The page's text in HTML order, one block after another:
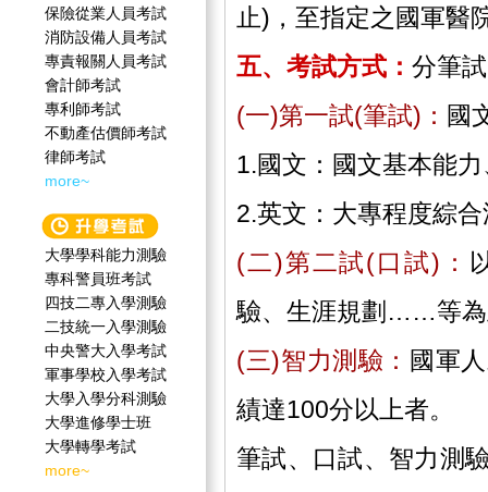
保險從業人員考試
消防設備人員考試
專責報關人員考試
會計師考試
專利師考試
不動產估價師考試
律師考試
more~
大學學科能力測驗
專科警員班考試
四技二專入學測驗
二技統一入學測驗
中央警大入學考試
軍事學校入學考試
大學入學分科測驗
大學進修學士班
大學轉學考試
more~
止)，至指定之國軍醫
五、考試方式： 分筆
(一)第一試(筆試)： 國
1.國文：國文基本能
2.英文：大專程度綜
(二)第二試(口試)：
驗、生涯規劃……等
(三)智力測驗： 國軍
績達100分以上者。
筆試、口試、智力測